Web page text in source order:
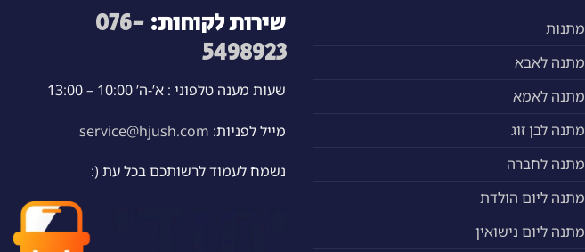
מתנות
מתנה לאבא
מתנה לאמא
מתנה לבן זוג
מתנה לחברה
מתנה ליום הולדת
מתנה ליום נישואין
שירות לקוחות: 076-
5498923
שעות מענה טלפוני : א’-ה’ 10:00 – 13:00
מייל לפניות: service@hjush.com
נשמח לעמוד לרשותכם בכל עת (: